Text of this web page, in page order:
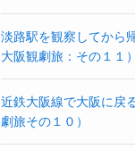
淡路駅を観察してから
大阪観劇旅：その１１）
近鉄大阪線で大阪に戻
劇旅その１０）